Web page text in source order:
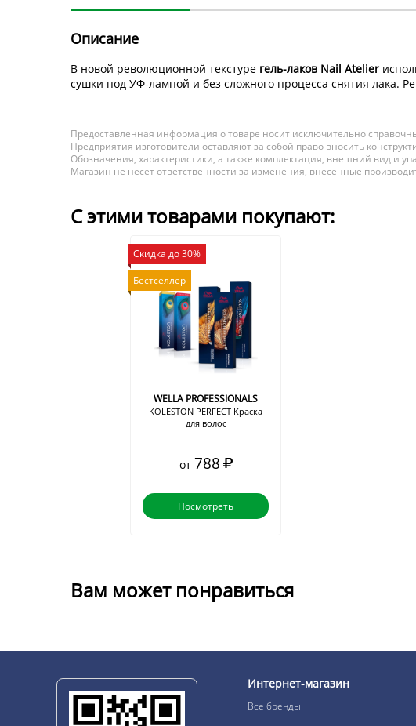
Описание
В новой революционной текстуре гель-лаков Nail Atelier
сушки под УФ-лампой и без сложного процесса снятия лака.
Предоставленная информация о товаре носит исключительно
Предприятия изготовители оставляют за собой право вносить
Обозначения, характеристики, а также комплектация, внешний вид и
Магазин не несет ответственности за изменения, внесенные
С этими товарами покупают:
Скидка до 30%
Бестселлер
WELLA PROFESSIONALS
KOLESTON PERFECT Краска
для волос
от 788
Посмотреть
Вам может понравиться
Интернет-магазин
Все бренды